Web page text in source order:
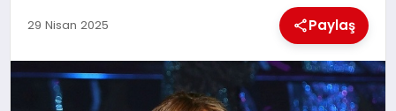
SIYASET
29 Nisan 2025 Paylaş